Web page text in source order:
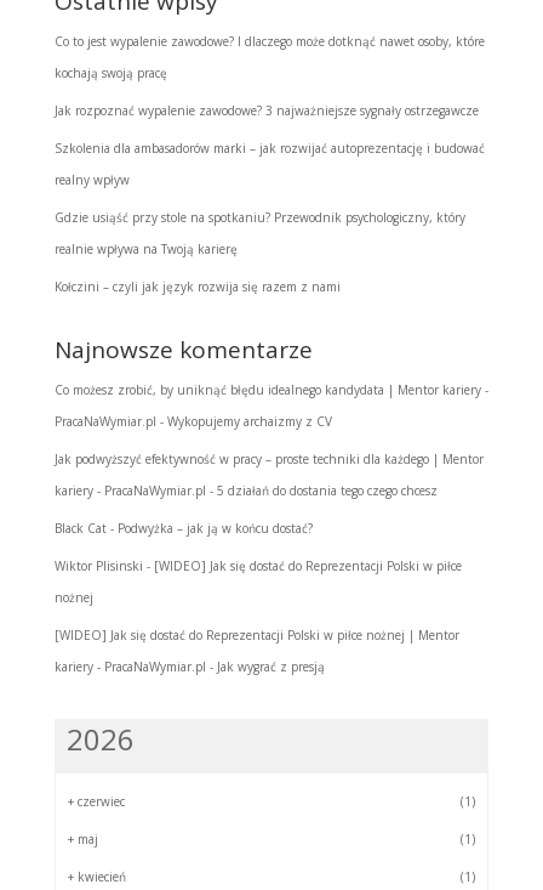
Co to jest wypalenie zawodowe? I dlaczego może dotknąć nawet osoby, które
kochają swoją pracę
Jak rozpoznać wypalenie zawodowe? 3 najważniejsze sygnały ostrzegawcze
Szkolenia dla ambasadorów marki – jak rozwijać autoprezentację i budować
realny wpływ
Gdzie usiąść przy stole na spotkaniu? Przewodnik psychologiczny, który
realnie wpływa na Twoją karierę
Kołczini – czyli jak język rozwija się razem z nami
Najnowsze komentarze
Co możesz zrobić, by uniknąć błędu idealnego kandydata | Mentor kariery -
PracaNaWymiar.pl - Wykopujemy archaizmy z CV
Jak podwyższyć efektywność w pracy – proste techniki dla każdego | Mentor
kariery - PracaNaWymiar.pl - 5 działań do dostania tego czego chcesz
Black Cat- Podwyżka – jak ją w końcu dostać?
Wiktor Plisinski - [WIDEO] Jak się dostać do Reprezentacji Polski w piłce
nożnej
[WIDEO] Jak się dostać do Reprezentacji Polski w piłce nożnej | Mentor
kariery - PracaNaWymiar.pl - Jak wygrać z presją
2026
+ czerwiec (1)
+ maj (1)
+ kwiecień (1)